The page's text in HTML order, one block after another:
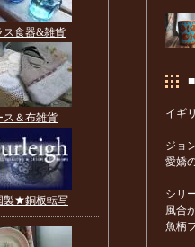
■
イギ
ジョ
愛嬌
シリ
風合
魚柄
ス食器&雑貨
ス＆布雑貨
製★銅板転写